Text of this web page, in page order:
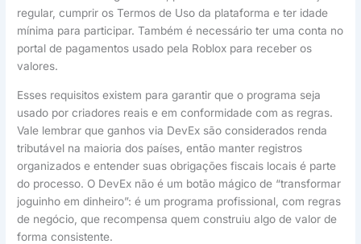
regular, cumprir os Termos de Uso da plataforma e ter idade
mínima para participar. Também é necessário ter uma conta no
portal de pagamentos usado pela Roblox para receber os
valores.
Esses requisitos existem para garantir que o programa seja
usado por criadores reais e em conformidade com as regras.
Vale lembrar que ganhos via DevEx são considerados renda
tributável na maioria dos países, então manter registros
organizados e entender suas obrigações fiscais locais é parte
do processo. O DevEx não é um botão mágico de “transformar
joguinho em dinheiro”: é um programa profissional, com regras
de negócio, que recompensa quem construiu algo de valor de
forma consistente.